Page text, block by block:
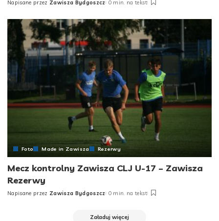
Posted
Napisane przez Zawisza Bydgoszcz 0 min. na tekst
Foto Made in Zawisza Rezerwy
Mecz kontrolny Zawisza CLJ U-17 – Zawisza
Rezerwy
Posted
Napisane przez Zawisza Bydgoszcz 0 min. na tekst
Załaduj więcej